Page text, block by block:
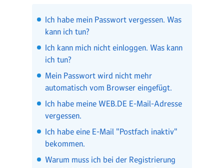
Ich habe mein Passwort vergessen. Was
kann ich tun?
Ich kann mich nicht einloggen. Was kann
ich tun?
Mein Passwort wird nicht mehr
automatisch vom Browser eingefügt.
Ich habe meine WEB.DE E-Mail-Adresse
vergessen.
Ich habe eine E-Mail "Postfach inaktiv"
bekommen.
Warum muss ich bei der Registrierung